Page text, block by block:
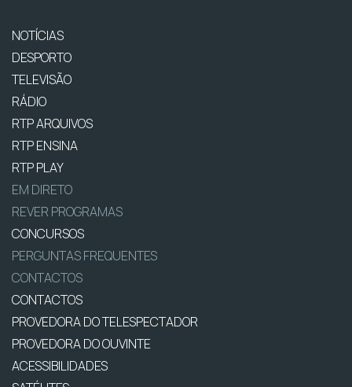
NOTÍCIAS
DESPORTO
TELEVISÃO
RÁDIO
RTP ARQUIVOS
RTP ENSINA
RTP PLAY
EM DIRETO
REVER PROGRAMAS
CONCURSOS
PERGUNTAS FREQUENTES
CONTACTOS
CONTACTOS
PROVEDORA DO TELESPECTADOR
PROVEDORA DO OUVINTE
ACESSIBILIDADES